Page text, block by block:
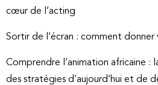
cœur de l’acting
Sortir de l’écran : comment donner
Comprendre l’animation africaine
des stratégies d’aujourd’hui et de